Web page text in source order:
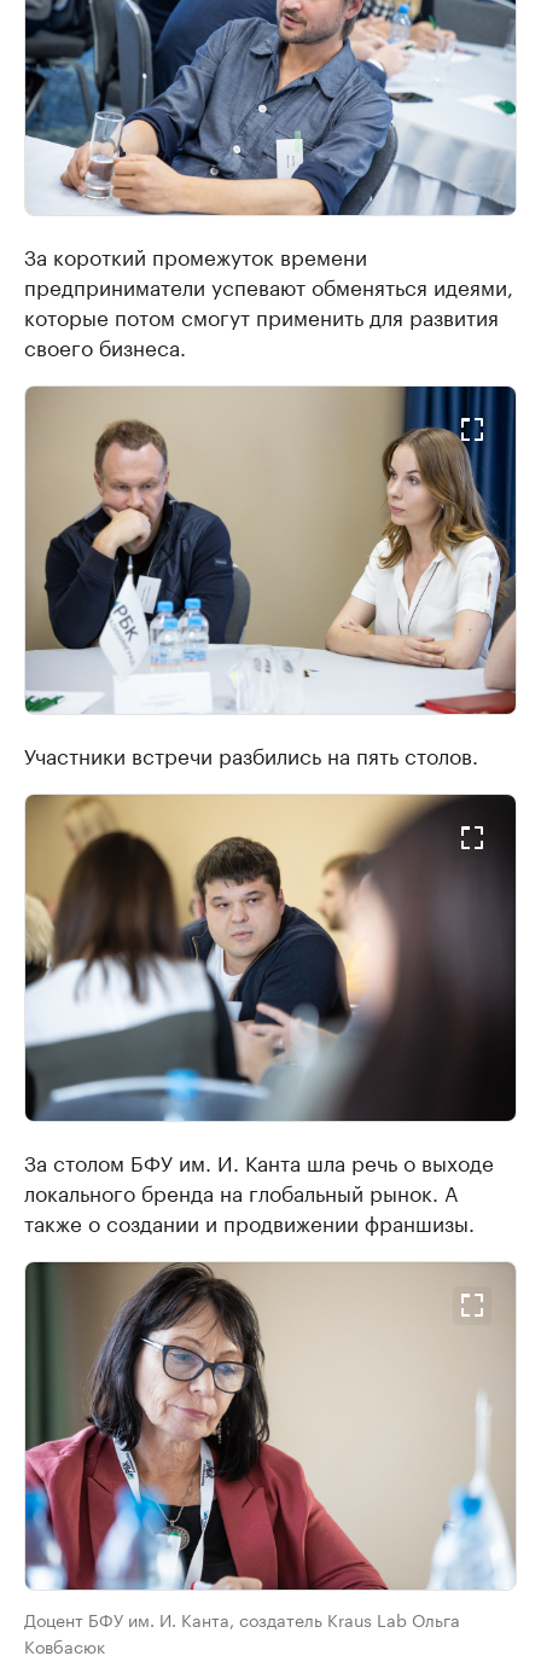
За короткий промежуток времени
предприниматели успевают обменяться идеями,
которые потом смогут применить для развития
своего бизнеса.
Участники встречи разбились на пять столов.
За столом БФУ им. И. Канта шла речь о выходе
локального бренда на глобальный рынок. А
также о создании и продвижении франшизы.
Доцент БФУ им. И. Канта, создатель Kraus Lab Ольга
Ковбасюк